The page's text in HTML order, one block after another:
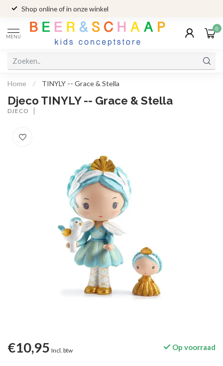
Shop online of in onze winkel
MENU
0
Home / TINYLY -- Grace & Stella
Djeco TINYLY -- Grace & Stella
DJECO
€10,95 Incl. btw Op voorraad